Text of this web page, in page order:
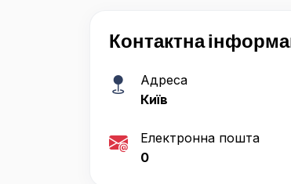
Контактна
Адреса
Київ
Електронна пошта
0